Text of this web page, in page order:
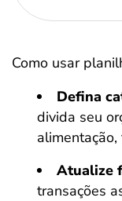
Como usar
Defina
divida seu
Atualize
transações